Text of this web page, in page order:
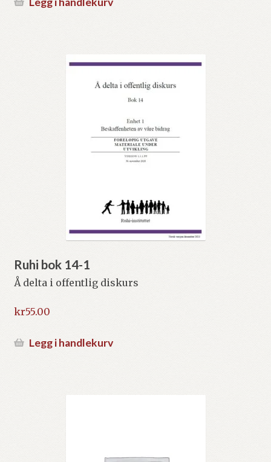
Ruhi bok 14-1
Å delta i offentlig diskurs
kr55.00
Legg i handlekurv